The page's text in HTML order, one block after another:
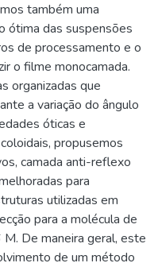
também uma
ótima das suspensões
de processamento e o
o filme monocamada.
organizadas que
a variação do ângulo
óticas e
propusemos
camada anti-reflexo
para
utilizadas em
para a molécula de
De maneira geral, este
de um método